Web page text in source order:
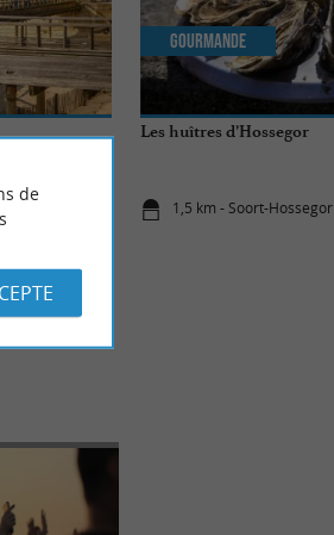
Les huîtres d’Hossegor
1,5 km - Soort-Hossegor
Gourmande
de